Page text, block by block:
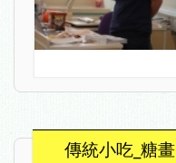
傳統小吃_糖畫